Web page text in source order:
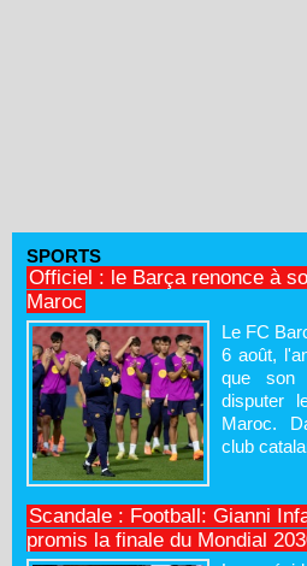
SPORTS
Officiel : le Barça renonce à
Maroc
Le FC
6 août,
que son
disputer
Maroc.
club
Scandale : Football: Gianni
promis la finale du Mondial